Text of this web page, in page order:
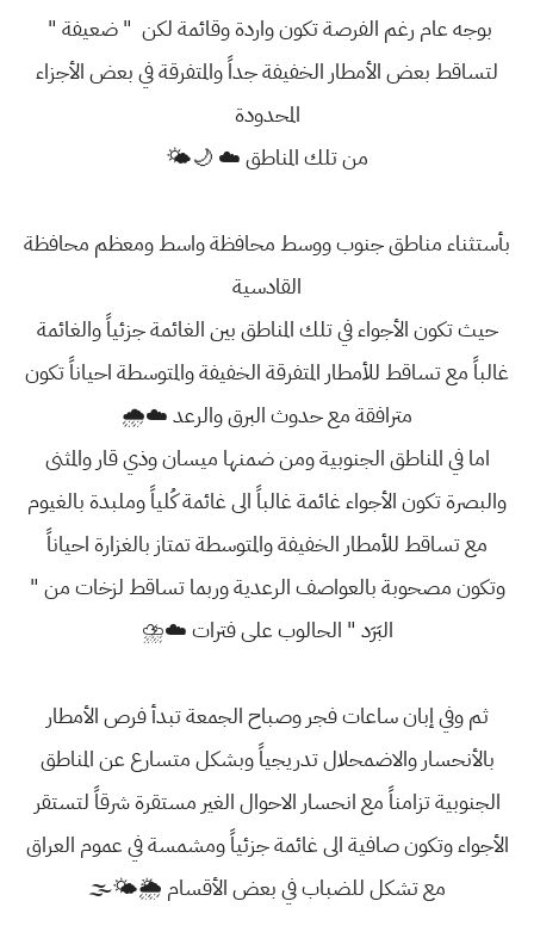
بوجه عام رغم الفرصة تكون واردة وقائمة لكن " ضعيفة "
لتساقط بعض الأمطار الخفيفة جداً والمتفرقة في بعض الأجزاء
المحدودة
من تلك المناطق ☁️ 🌙🌤
بأستثناء مناطق جنوب ووسط محافظة واسط ومعظم محافظة
القادسية
حيث تكون الأجواء في تلك المناطق بين الغائمة جزئياً والغائمة
غالباً مع تساقط للأمطار المتفرقة الخفيفة والمتوسطة احياناً تكون
مترافقة مع حدوث البرق والرعد ☁️🌧
اما في المناطق الجنوبية ومن ضمنها ميسان وذي قار والمثنى
والبصرة تكون الأجواء غائمة غالباً الى غائمة كُلياً وملبدة بالغيوم
مع تساقط للأمطار الخفيفة والمتوسطة تمتاز بالغزارة احياناً
وتكون مصحوبة بالعواصف الرعدية وربما تساقط لزخات من "
البَرَد " الحالوب على فترات ☁️⛈
ثم وفي إبان ساعات فجر وصباح الجمعة تبدأ فرص الأمطار
بالأنحسار والاضمحلال تدريجياً وبشكل متسارع عن المناطق
الجنوبية تزامناً مع انحسار الاحوال الغير مستقرة شرقاً لتستقر
الأجواء وتكون صافية الى غائمة جزئياً ومشمسة في عموم العراق
مع تشكل للضباب في بعض الأقسام 🌦🌤🌫